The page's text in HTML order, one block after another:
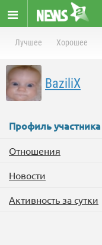
Лучшее Хорошее
BaziliX
Профиль участника
Отношения
Новости
Активность за сутки